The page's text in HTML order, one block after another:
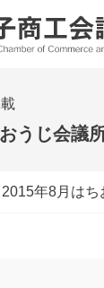
うじ会議
2015年8月は